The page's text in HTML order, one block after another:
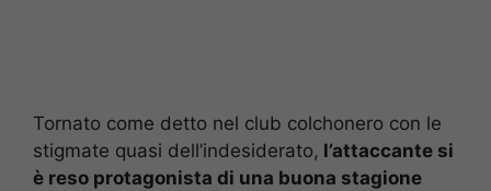
Tornato come detto nel club colchonero con le
stigmate quasi dell’indesiderato, l’attaccante si
è reso protagonista di una buona stagione